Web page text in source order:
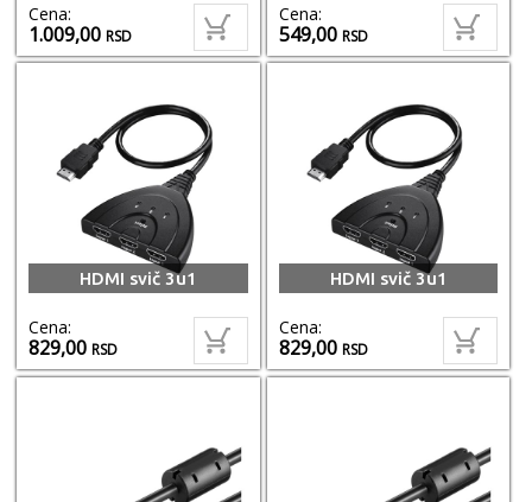
Cena:
1.009,00RSD
Cena:
549,00RSD
HDMI svič 3u1
Cena:
829,00RSD
HDMI svič 3u1
Cena:
829,00RSD